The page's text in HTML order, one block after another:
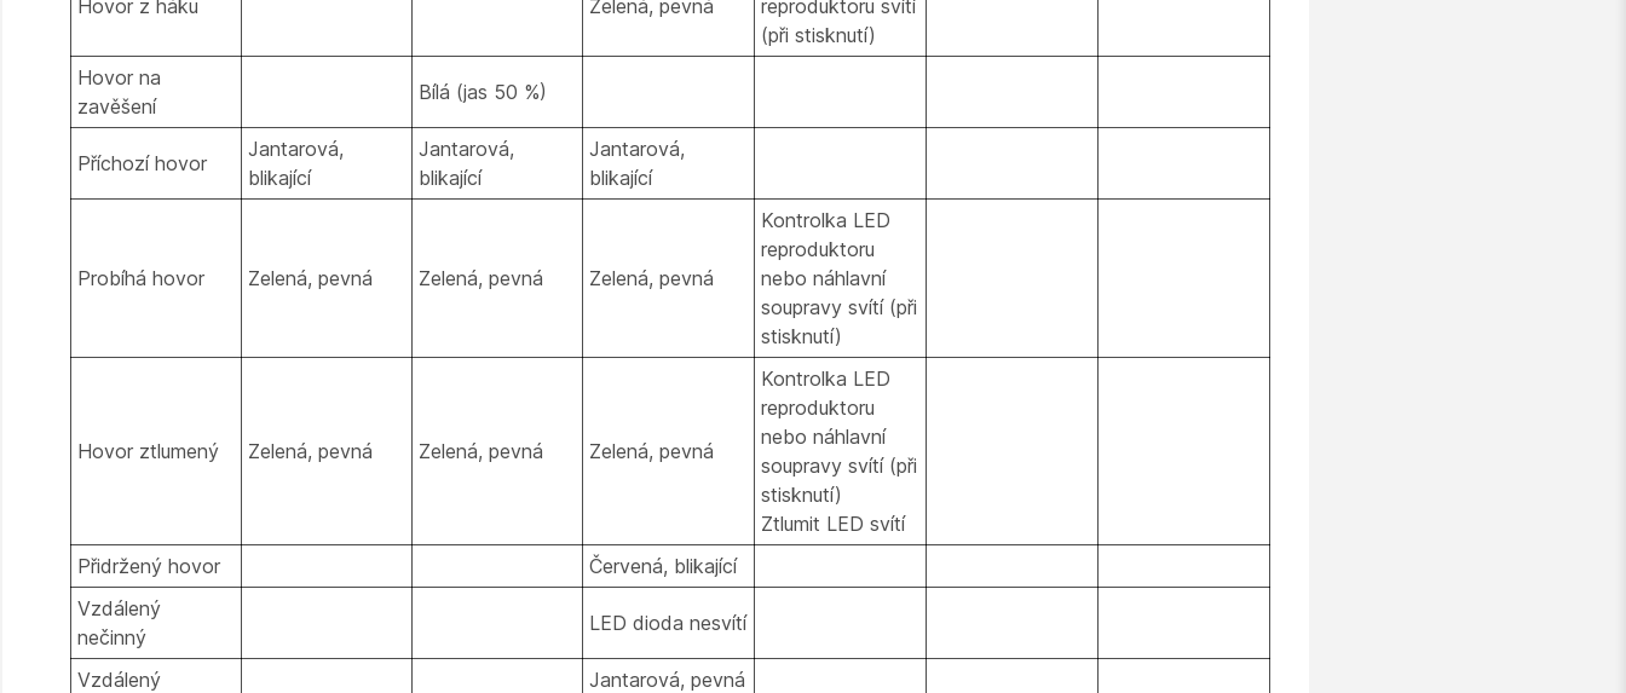
Hovor z háku Zelená, pevná
reproduktoru svítí
(při stisknutí)
Hovor na
zavěšení
Bílá (jas 50 %)
Příchozí hovor
Jantarová,
blikající
Jantarová,
blikající
Jantarová,
blikající
Probíhá hovor Zelená, pevná Zelená, pevná Zelená, pevná
Kontrolka LED
reproduktoru
nebo náhlavní
soupravy svítí (při
stisknutí)
Hovor ztlumený Zelená, pevná Zelená, pevná Zelená, pevná
Kontrolka LED
reproduktoru
nebo náhlavní
soupravy svítí (při
stisknutí)
Ztlumit LED svítí
Přidržený hovor
Červená, blikající
Vzdálený
nečinný
LED dioda nesvítí
Vzdálený
Jantarová, pevná